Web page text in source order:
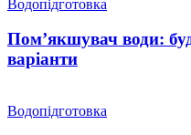
Водопідготовка
Пом’якшувач води:
варіанти
Водопідготовка